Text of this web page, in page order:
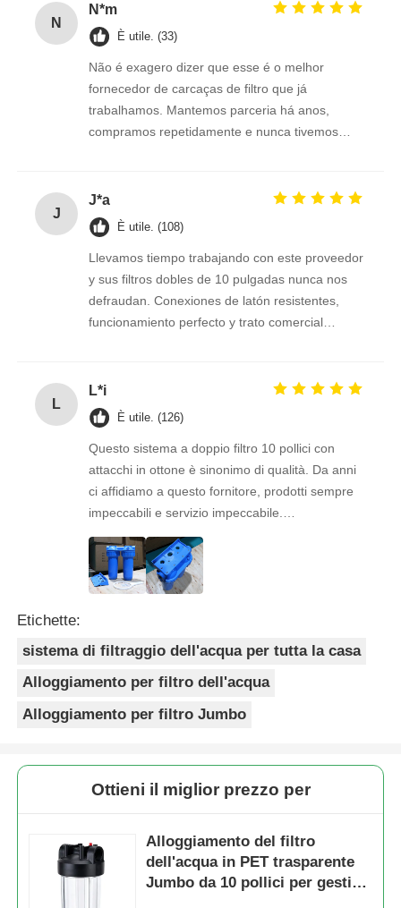
N
N*m
È utile. (33)
Não é exagero dizer que esse é o melhor
fornecedor de carcaças de filtro que já
trabalhamos. Mantemos parceria há anos,
compramos repetidamente e nunca tivemos
J
J*a
È utile. (108)
Llevamos tiempo trabajando con este proveedor
y sus filtros dobles de 10 pulgadas nunca nos
defraudan. Conexiones de latón resistentes,
funcionamiento perfecto y trato comercial
L
L*i
È utile. (126)
Questo sistema a doppio filtro 10 pollici con
attacchi in ottone è sinonimo di qualità. Da anni
ci affidiamo a questo fornitore, prodotti sempre
impeccabili e servizio impeccabile.
Consigliatissimo a chi cerca stabilità e
professionalità.
Etichette:
sistema di filtraggio dell'acqua per tutta la casa
Alloggiamento per filtro dell'acqua
Alloggiamento per filtro Jumbo
Ottieni il miglior prezzo per
Alloggiamento del filtro
dell'acqua in PET trasparente
Jumbo da 10 pollici per gestire